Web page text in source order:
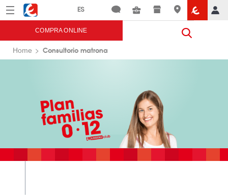
Menú Eroski
COMPRA ONLINE
Home Consultorio matrona